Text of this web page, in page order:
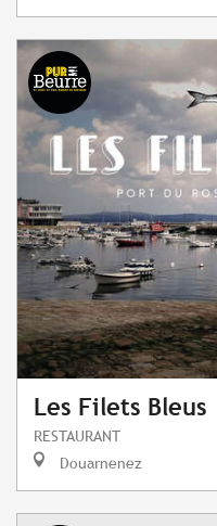
Les Filets Bleus
RESTAURANT
Douarnenez